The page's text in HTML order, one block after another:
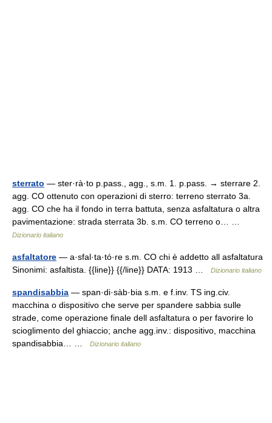
sterrato — ster·rà·to p.pass., agg., s.m. 1. p.pass. → sterrare 2.
agg. CO ottenuto con operazioni di sterro: terreno sterrato 3a.
agg. CO che ha il fondo in terra battuta, senza asfaltatura o altra
pavimentazione: strada sterrata 3b. s.m. CO terreno o… …
Dizionario italiano
asfaltatore — a·sfal·ta·tó·re s.m. CO chi è addetto all asfaltatura
Sinonimi: asfaltista. {{line}} {{/line}} DATA: 1913 …
Dizionario italiano
spandisabbia — span·di·sàb·bia s.m. e f.inv. TS ing.civ.
macchina o dispositivo che serve per spandere sabbia sulle
strade, come operazione finale dell asfaltatura o per favorire lo
scioglimento del ghiaccio; anche agg.inv.: dispositivo, macchina
spandisabbia… …
Dizionario italiano